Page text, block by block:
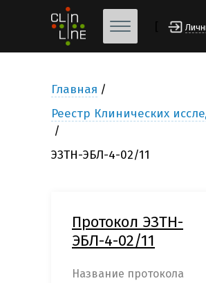
Главная
Реестр Клинических
ЭЗТН-ЭБЛ-4-02/11
Протокол ЭЗТН-
ЭБЛ-4-02/11
Название протокола